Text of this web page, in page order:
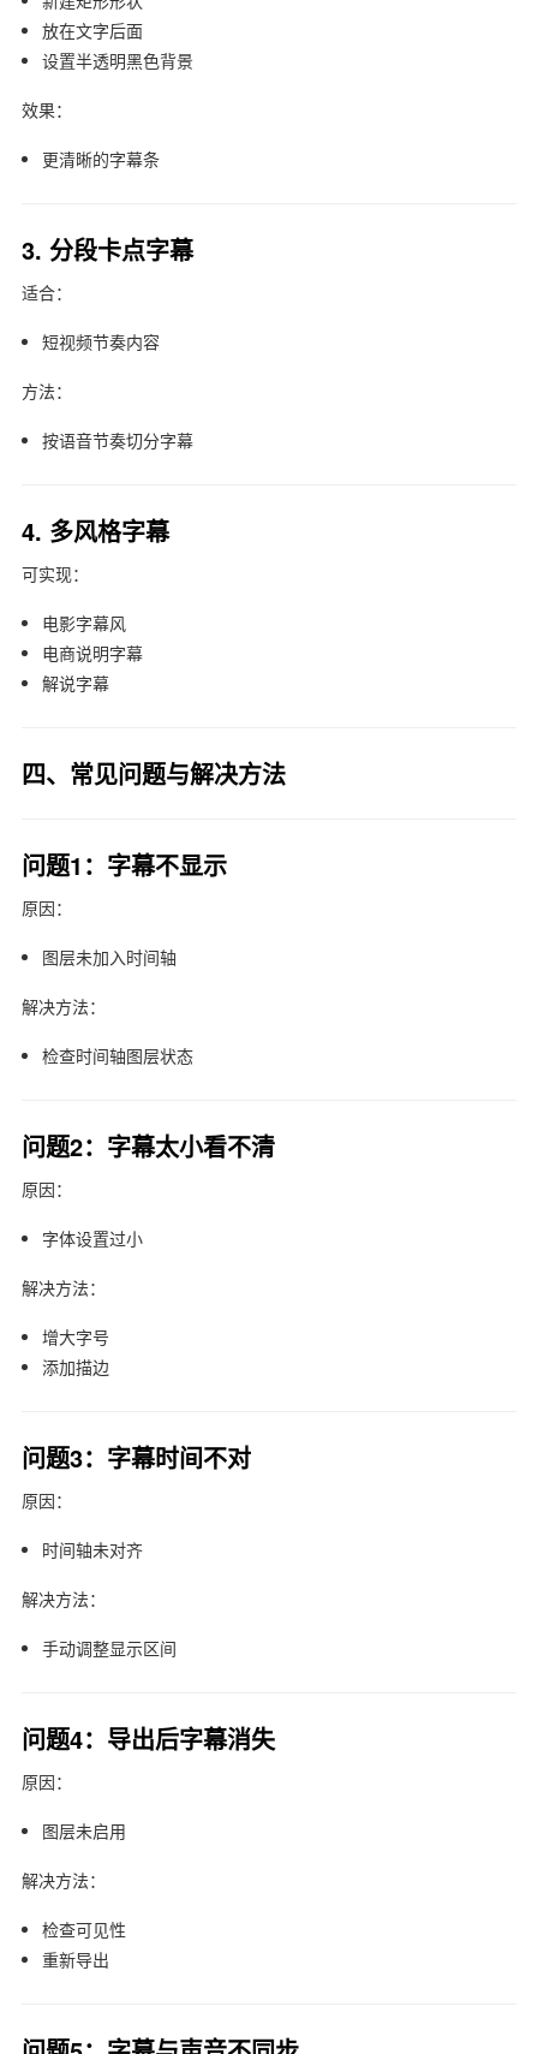
放在文字后面
设置半透明黑色背景
效果：
更清晰的字幕条
3. 分段卡点字幕
适合：
短视频节奏内容
方法：
按语音节奏切分字幕
4. 多风格字幕
可实现：
电影字幕风
电商说明字幕
解说字幕
四、常见问题与解决方法
问题1：字幕不显示
原因：
图层未加入时间轴
解决方法：
检查时间轴图层状态
问题2：字幕太小看不清
原因：
字体设置过小
解决方法：
增大字号
添加描边
问题3：字幕时间不对
原因：
时间轴未对齐
解决方法：
手动调整显示区间
问题4：导出后字幕消失
原因：
图层未启用
解决方法：
检查可见性
重新导出